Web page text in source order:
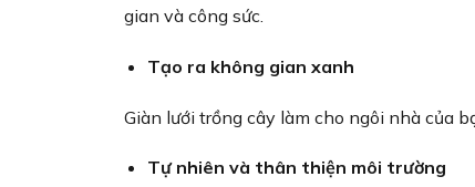
gian và công sức.
Tạo ra không gian xanh
Giàn lưới trồng cây làm cho ngôi nhà của
Tự nhiên và thân thiện môi trường